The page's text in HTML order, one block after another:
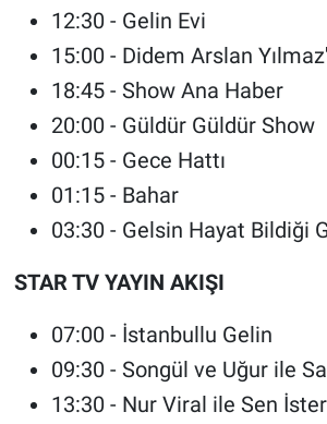
12:30 - Gelin Evi
15:00 - Didem Arslan
18:45 - Show Ana Haber
20:00 - Güldür Güldür Show
00:15 - Gece Hattı
01:15 - Bahar
03:30 - Gelsin Hayat Bildiği
STAR TV YAYIN AKIŞI
07:00 - İstanbullu Gelin
09:30 - Songül ve Uğur ile
13:30 - Nur Viral ile Sen